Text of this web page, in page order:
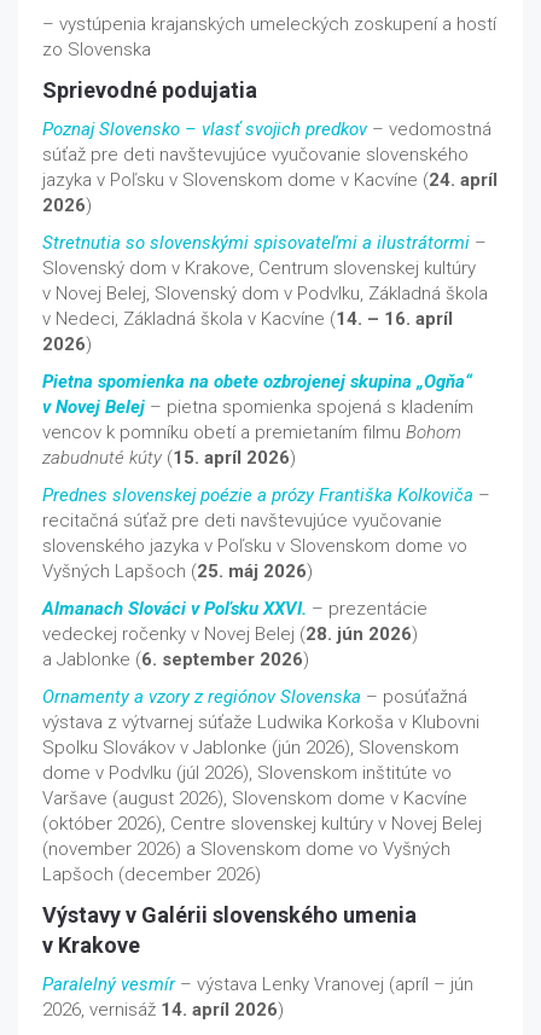
– vystúpenia krajanských umeleckých zoskupení a hostí
zo Slovenska
Sprievodné podujatia
Poznaj Slovensko – vlasť svojich predkov– vedomostná
súťaž pre deti navštevujúce vyučovanie slovenského
jazyka v Poľsku v Slovenskom dome v Kacvíne (24. apríl
2026)
Stretnutia so slovenskými spisovateľmi a ilustrátormi –
Slovenský dom v Krakove, Centrum slovenskej kultúry
v Novej Belej, Slovenský dom v Podvlku, Základná škola
v Nedeci, Základná škola v Kacvíne (14. – 16. apríl
2026)
Pietna spomienka na obete ozbrojenej skupina „Ogňa“
v Novej Belej – pietna spomienka spojená s kladením
vencov k pomníku obetí a premietaním filmu Bohom
zabudnuté kúty (15. apríl 2026)
Prednes slovenskej poézie a prózy Františka Kolkoviča –
recitačná súťaž pre deti navštevujúce vyučovanie
slovenského jazyka v Poľsku v Slovenskom dome vo
Vyšných Lapšoch (25. máj 2026)
Almanach Slováci v Poľsku XXVI. – prezentácie
vedeckej ročenky v Novej Belej (28. jún 2026)
a Jablonke (6. september 2026)
Ornamenty a vzory z regiónov Slovenska – posúťažná
výstava z výtvarnej súťaže Ludwika Korkoša v Klubovni
Spolku Slovákov v Jablonke (jún 2026), Slovenskom
dome v Podvlku (júl 2026), Slovenskom inštitúte vo
Varšave (august 2026), Slovenskom dome v Kacvíne
(október 2026), Centre slovenskej kultúry v Novej Belej
(november 2026) a Slovenskom dome vo Vyšných
Lapšoch (december 2026)
Výstavy v Galérii slovenského umenia
v Krakove
Paralelný vesmír– výstava Lenky Vranovej (apríl – jún
2026, vernisáž 14. apríl 2026)